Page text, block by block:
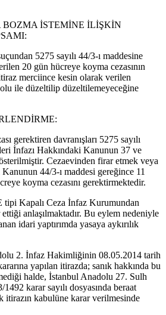
İSTEMİNE İLİŞKİN
5275 sayılı 44/3-ı maddesine
20 gün hücreye koyma cezasının
merciince kesin olarak verilen
ile düzeltilip düzeltilemeyeceğine
gerektiren davranışları 5275 sayılı
İnfazı Hakkındaki Kanunun 37 ve
Cezaevinden firar etmek veya
44/3-ı maddesi gereğince 11
koyma cezasını gerektirmektedir.
Kapalı Ceza İnfaz Kurumundan
anlaşılmaktadır. Bu eylem nedeniyle
idari yaptırımda yasaya aykırılık
2. İnfaz Hakimliğinin 08.05.2014 tarih
yapılan itirazda; sanık hakkında bu
halde, İstanbul Anadolu 27. Sulh
karar sayılı dosyasında beraat
itirazın kabulüne karar verilmesinde